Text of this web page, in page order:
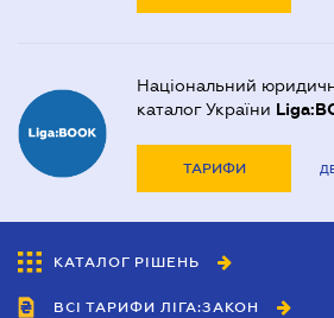
Національний
каталог України
ТАРИФИ
КАТАЛОГ РІШЕНЬ
ВСІ ТАРИФИ ЛІГА:ЗАКОН